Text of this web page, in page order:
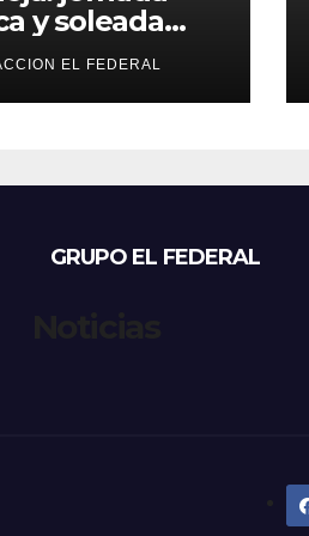
y soleada
con
para el
EL FEDERAL
GRUPO EL FEDERAL